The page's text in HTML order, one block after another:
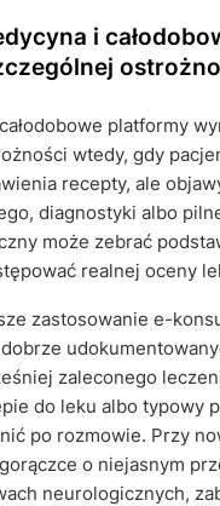
i
platformy
wtedy, gdy
recepty, ale
diagnostyki albo
może zebrać
realnej oceny
zastosowanie e-
zaleconego
do leku albo typowy
po rozmowie. Przy
o niejasnym
neurologicznych,